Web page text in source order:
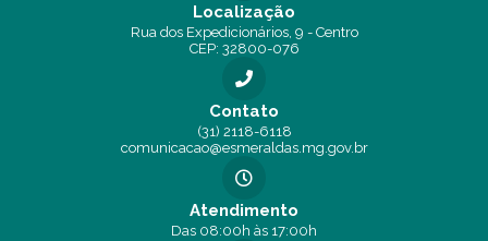
Localização
Rua dos Expedicionários, 9 - Centro
CEP: 32800-076
Contato
(31) 2118-6118
comunicacao@esmeraldas.mg.gov.br
Atendimento
Das 08:00h às 17:00h